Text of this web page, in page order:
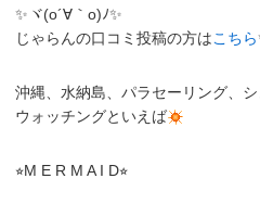
✨ヾ(o´∀｀o)ﾉ✨
じゃらんの口コミ投稿の方はこちら
沖縄、水納島、パラセーリング、
ウォッチングといえば
⭐︎M E R M A I D⭐︎